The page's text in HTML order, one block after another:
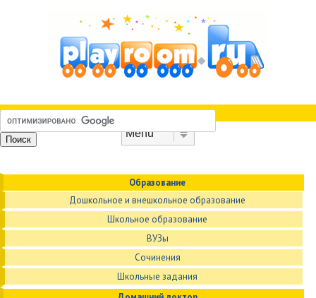
Образование
Дошкольное и внешкольное образование
Школьное образование
ВУЗы
Сочинения
Школьные задания